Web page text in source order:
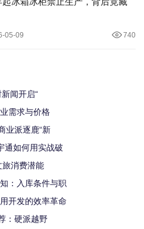
05-09 740
闻开启“
需求与价格
业派逐鹿“新
通如何用实战破
旅消费潜能
：入库条件与职
开发的效率革命
：硬派越野